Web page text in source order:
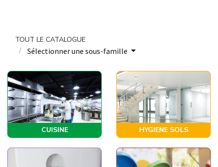
TOUT LE CATALOGUE
Sélectionner une sous-famille
CUISINE HYGIENE SOLS